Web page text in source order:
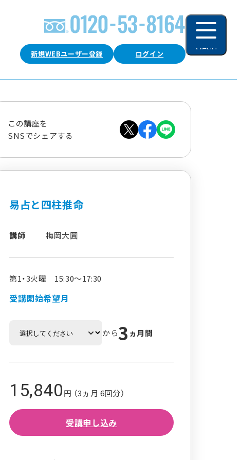
新規WEBユーザー登録 ログイン MENU
この講座を
SNSでシェアする
易占と四柱推命
講師 梅岡大圓
第1・3火曜 15:30～17:30
受講開始希望月
から3 ヵ月間
15,840円 （3ヵ月 6回分）
受講申し込み